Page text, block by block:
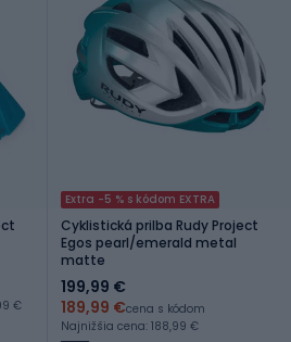
€
Extra -5 % s kódom EXTRA
Cyklistická prilba Rudy Project
Egos pearl/emerald metal
matte
199,99 €
189,99 €cena s kódom
Najnižšia cena: 188,99 €